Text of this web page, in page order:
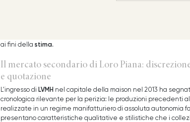
ai fini della stima.
Il mercato secondario di Loro Piana:
e quotazione
L'ingresso di LVMH nel capitale della maison nel 2013 ha
cronologica rilevante per la perizia: le produzioni precedenti
realizzate in un regime manifatturiero di assoluta autonomia
presentano caratteristiche qualitative e stilistiche che i